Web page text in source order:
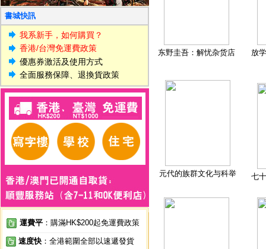
書城快訊
我系新手，如何購買？
香港/台灣免運費政策
優惠券激活及使用方式
全面服務保障、退換貨政策
運費平 ：購滿HK$200起免運費政策
速度快 ：全港範圍全部以速遞發貨
东野圭吾：解忧杂货店 放
元代的族群文化与科举 七